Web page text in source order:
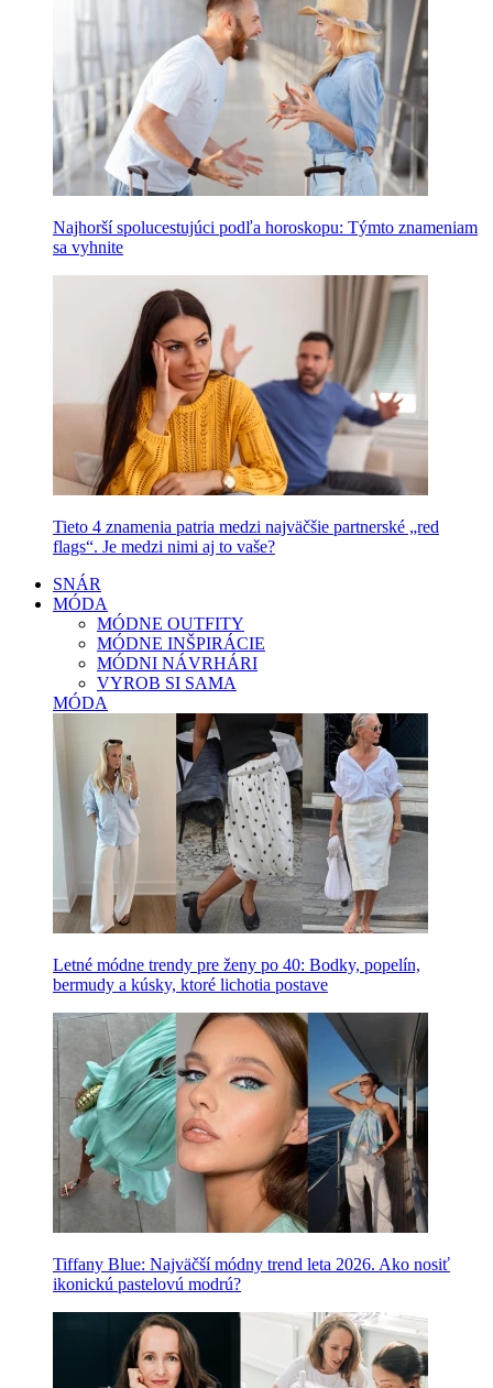
Najhorší spolucestujúci podľa horoskopu: Týmto znameniam
sa vyhnite
Tieto 4 znamenia patria medzi najväčšie partnerské „red
flags“. Je medzi nimi aj to vaše?
SNÁR
MÓDA
MÓDNE OUTFITY
MÓDNE INŠPIRÁCIE
MÓDNI NÁVRHÁRI
VYROB SI SAMA
MÓDA
Letné módne trendy pre ženy po 40: Bodky, popelín,
bermudy a kúsky, ktoré lichotia postave
Tiffany Blue: Najväčší módny trend leta 2026. Ako nosiť
ikonickú pastelovú modrú?